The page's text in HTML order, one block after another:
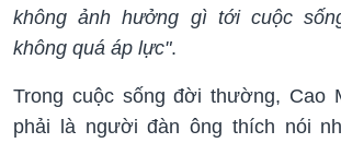
không ảnh hưởng gì tới cuộc
không quá áp lực".
Trong cuộc sống đời thường, Cao
phải là người đàn ông thích nói